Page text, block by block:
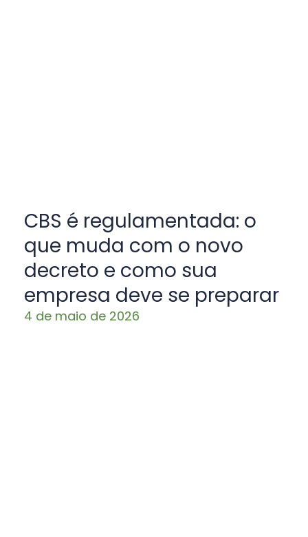
CBS é regulamentada: o
que muda com o novo
decreto e como sua
empresa deve se preparar
4 de maio de 2026